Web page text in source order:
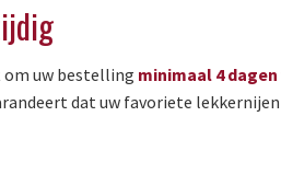
uw bestelling minimaal 4
dat uw favoriete